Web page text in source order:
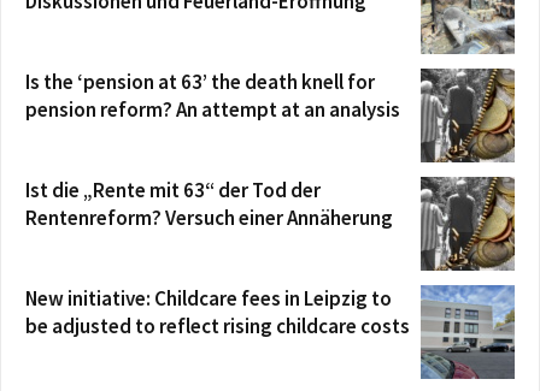
Is the ‘pension at 63’ the death knell for
pension reform? An attempt at an analysis
Ist die „Rente mit 63“ der Tod der
Rentenreform? Versuch einer Annäherung
New initiative: Childcare fees in Leipzig to
be adjusted to reflect rising childcare costs